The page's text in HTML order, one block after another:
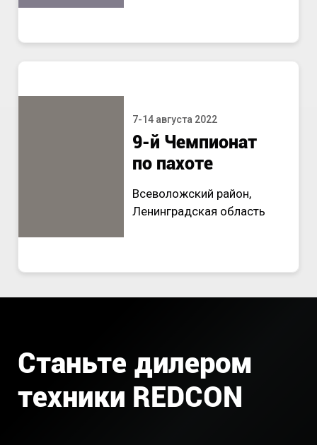
7-14 августа 2022
9-й Чемпионат
по пахоте
Всеволожский район,
Ленинградская область
Станьте дилером
техники REDCON